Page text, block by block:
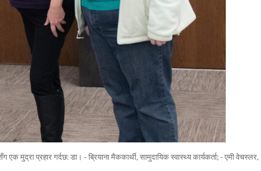
मुद्रा प्रहार गर्दछ: डा। - ब्रियाना मैककार्थी, सामुदायिक स्वास्थ्य कार्यकर्ता; - एमी वेचस्लर,